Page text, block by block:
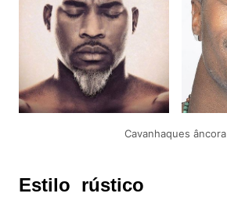
Cavanhaques âncora
Estilo rústico